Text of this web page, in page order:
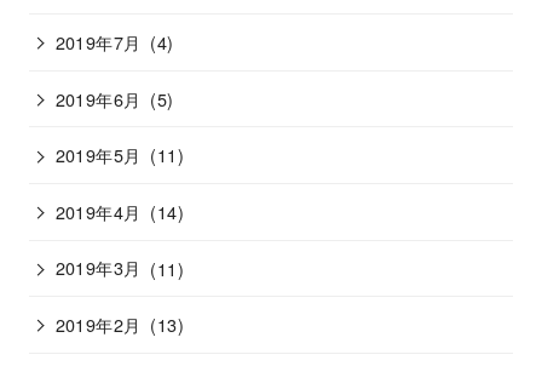
2019年7月 (4)
2019年6月 (5)
2019年5月 (11)
2019年4月 (14)
2019年3月 (11)
2019年2月 (13)